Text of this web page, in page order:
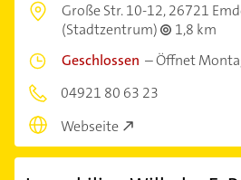
Große Str. 10-12,26721
(Stadtzentrum)
1,8 km
Geschlossen –Öffnet
04921 80 63 23
Webseite